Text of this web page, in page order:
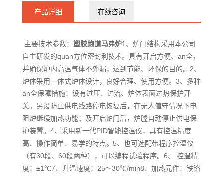
产品详细 在线咨询
主要技术参数： 塑胶跑道马弗炉1、炉门结构采用本公司
自主研发的quan方位密封利技术。具有开启方便、an全，
并确保炉内高温气体不外漏，达到节能、环保的目的。2、
炉体采用一体式炉体设计，良好合理、使用方便。3、多种
an全保障措施：设有过压、过流、炉体表面过热保护开
关。另设防止供电线路停电恢复后，在无人值守情况下电
阻炉继续加热功能；及开启炉门后，炉膛自动停止供电保
护装置。4、采用新一代PID智能控温仪，具有控温精度
高、操作简单、易学的特点。5、也可选配带程序控温仪
（有30段、60段两种），可以编程试验程序。6、 控温精
度：±1℃7、升温速度：25～30℃/min8、加热元件：铁铬